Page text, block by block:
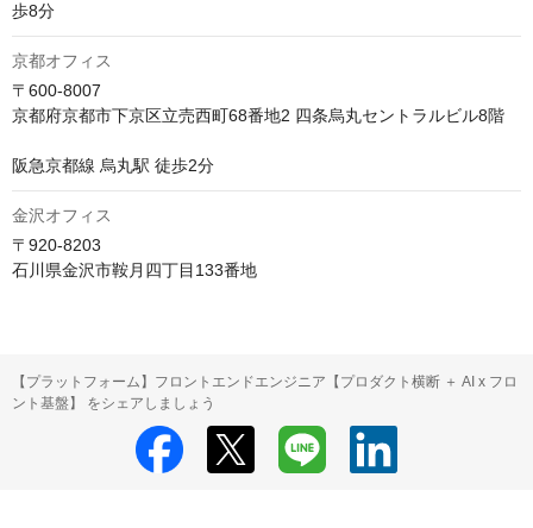
歩8分
京都オフィス
〒600-8007
京都府京都市下京区立売西町68番地2 四条烏丸セントラルビル8階
阪急京都線 烏丸駅 徒歩2分
金沢オフィス
〒920-8203
石川県金沢市鞍月四丁目133番地
【プラットフォーム】フロントエンドエンジニア【プロダクト横断 ＋ AI x フロ
ント基盤】 をシェアしましょう